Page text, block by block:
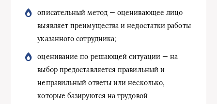
описательный метод — оценивающее лицо
выявляет преимущества и недостатки работы
указанного сотрудника;
оценивание по решающей ситуации — на
выбор предоставляется правильный и
неправильный ответы или несколько,
которые базируются на трудовой